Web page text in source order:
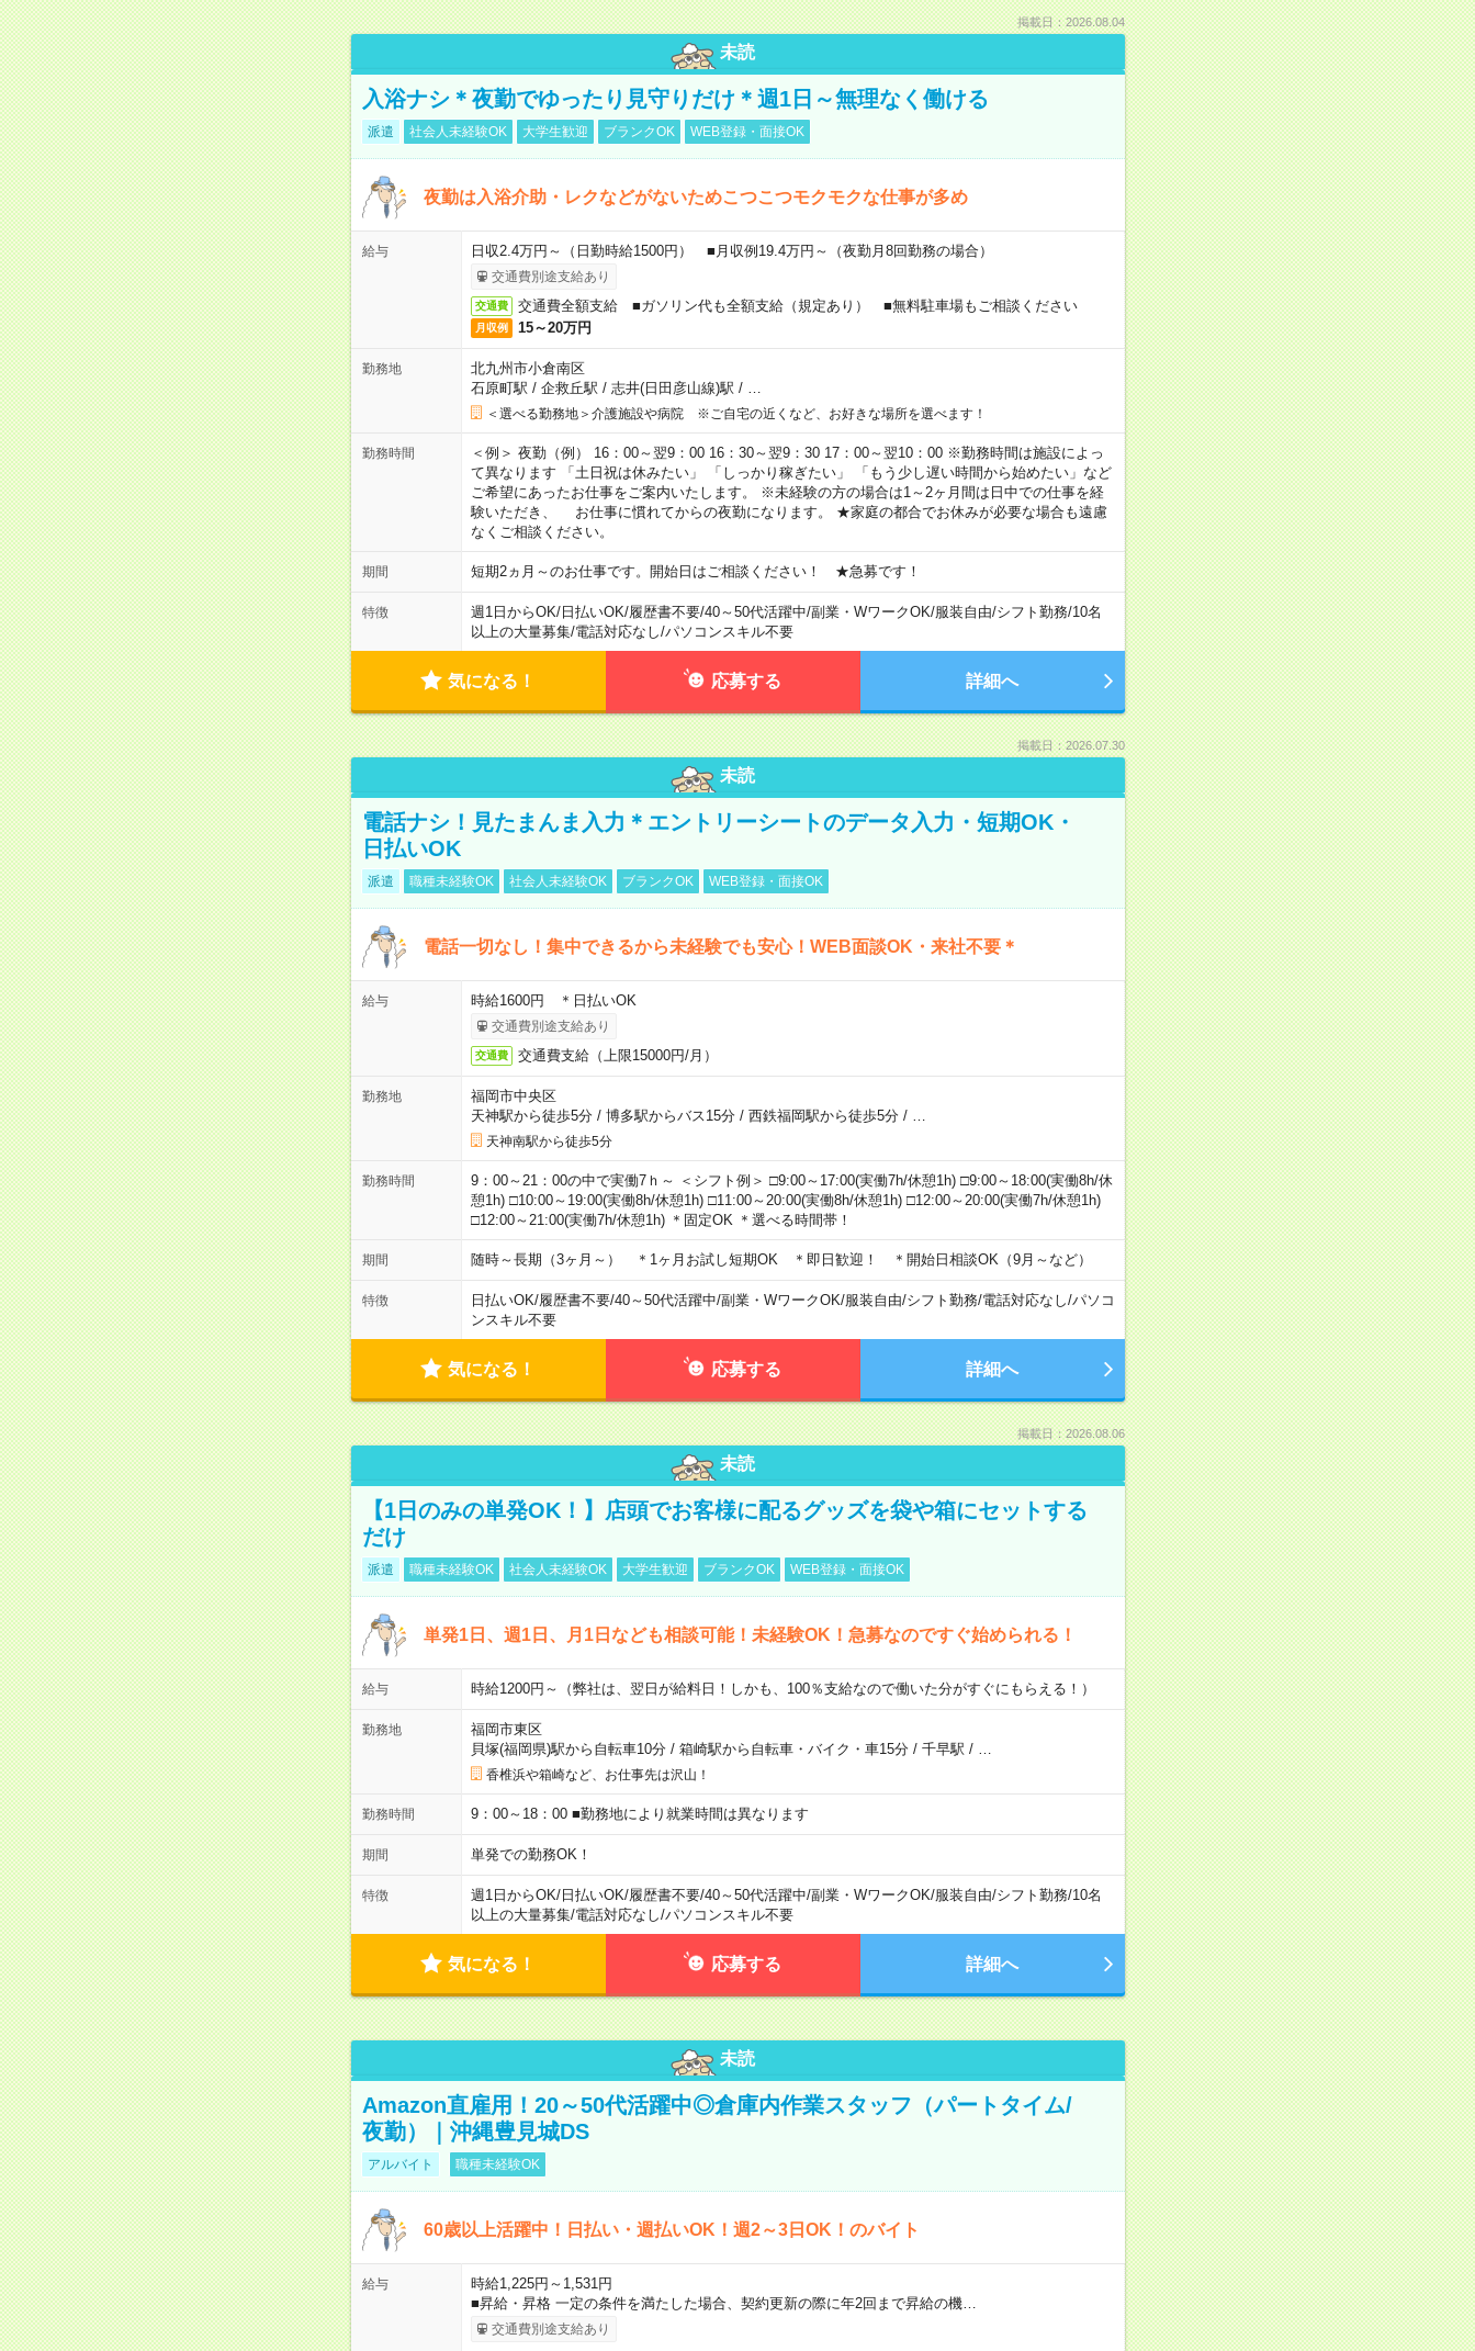
掲載日：2026.08.04
未読
入浴ナシ＊夜勤でゆったり見守りだけ＊週1日～無理なく働ける
派遣 社会人未経験OK 大学生歓迎 ブランクOK WEB登録・面接OK
夜勤は入浴介助・レクなどがないためこつこつモクモクな仕事が多め
給与 日収2.4万円～（日勤時給1500円） ■月収例19.4万円～（夜勤月8回勤務の場合）
交通費別途支給あり
交通費 交通費全額支給 ■ガソリン代も全額支給（規定あり） ■無料駐車場もご相談ください
月収例 15～20万円
勤務地
北九州市小倉南区
石原町駅 / 企救丘駅 / 志井(日田彦山線)駅 /
＜選べる勤務地＞介護施設や病院 ※ご自宅の近くなど、お好きな場所を選べます！
勤務時間
＜例＞ 夜勤（例） 16：00～翌9：00 16：30～翌9：30 17：00～翌10：00 ※勤務時間は施設によっ
て異なります 「土日祝は休みたい」 「しっかり稼ぎたい」 「もう少し遅い時間から始めたい」など
ご希望にあったお仕事をご案内いたします。 ※未経験の方の場合は1～2ヶ月間は日中での仕事を経
験いただき、 お仕事に慣れてからの夜勤になります。 ★家庭の都合でお休みが必要な場合も遠慮
なくご相談ください。
期間 短期2ヵ月～のお仕事です。開始日はご相談ください！ ★急募です！
特徴 週1日からOK/日払いOK/履歴書不要/40～50代活躍中/副業・WワークOK/服装自由/シフト勤務/10名
以上の大量募集/電話対応なし/パソコンスキル不要
気になる！ 応募する 詳細へ
掲載日：2026.07.30
未読
電話ナシ！見たまんま入力＊エントリーシートのデータ入力・短期OK・
日払いOK
派遣 職種未経験OK 社会人未経験OK ブランクOK WEB登録・面接OK
電話一切なし！集中できるから未経験でも安心！WEB面談OK・来社不要＊
給与 時給1600円 ＊日払いOK
交通費別途支給あり
交通費 交通費支給（上限15000円/月）
勤務地
福岡市中央区
天神駅から徒歩5分/ 博多駅からバス15分/ 西鉄福岡駅から徒歩5分/
天神南駅から徒歩5分
勤務時間
9：00～21：00の中で実働7ｈ～ ＜シフト例＞ □9:00～17:00(実働7h/休憩1h) □9:00～18:00(実働8h/休
憩1h) □10:00～19:00(実働8h/休憩1h) □11:00～20:00(実働8h/休憩1h) □12:00～20:00(実働7h/休憩1h)
□12:00～21:00(実働7h/休憩1h) ＊固定OK ＊選べる時間帯！
期間 随時～長期（3ヶ月～） ＊1ヶ月お試し短期OK ＊即日歓迎！ ＊開始日相談OK（9月～など）
特徴 日払いOK/履歴書不要/40～50代活躍中/副業・WワークOK/服装自由/シフト勤務/電話対応なし/パソコ
ンスキル不要
気になる！ 応募する 詳細へ
掲載日：2026.08.06
未読
【1日のみの単発OK！】店頭でお客様に配るグッズを袋や箱にセットする
だけ
派遣 職種未経験OK 社会人未経験OK 大学生歓迎 ブランクOK WEB登録・面接OK
単発1日、週1日、月1日なども相談可能！未経験OK！急募なのですぐ始められる！
給与 時給1200円～（弊社は、翌日が給料日！しかも、100％支給なので働いた分がすぐにもらえる！）
勤務地
福岡市東区
貝塚(福岡県)駅から自転車10分/ 箱崎駅から自転車・バイク・車15分/ 千早駅 /
香椎浜や箱崎など、お仕事先は沢山！
勤務時間 9：00～18：00 ■勤務地により就業時間は異なります
期間 単発での勤務OK！
特徴 週1日からOK/日払いOK/履歴書不要/40～50代活躍中/副業・WワークOK/服装自由/シフト勤務/10名
以上の大量募集/電話対応なし/パソコンスキル不要
気になる！ 応募する 詳細へ
未読
Amazon直雇用！20～50代活躍中◎倉庫内作業スタッフ（パートタイム/
夜勤）｜沖縄豊見城DS
アルバイト 職種未経験OK
60歳以上活躍中！日払い・週払いOK！週2～3日OK！のバイト
給与
時給1,225円～1,531円
■昇給・昇格 一定の条件を満たした場合、契約更新の際に年2回まで昇給の機…
交通費別途支給あり